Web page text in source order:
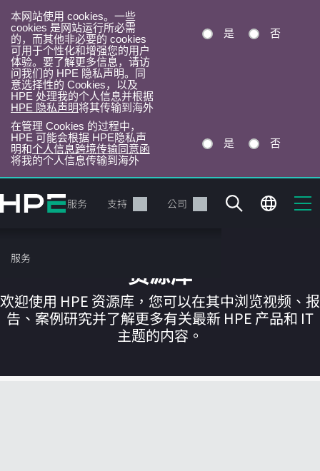
本网站使用 cookies。一些
cookies 是网站运行所必需
的，而其他非必要的 cookies
可用于个性化和增强您的用户
体验。要了解更多信息，请访
问我们的 HPE 隐私声明。同
意选择性的 Cookies，以及
HPE 处理我的个人信息并根据
HPE 隐私声明将其传输到海外
是 否
在管理 Cookies 的过程中，
HPE 可能会根据 HPE隐私声
明和个人信息跨境传输同意函
将我的个人信息传输到海外
是 否
转
到
目
录
产品 服务 支持 公司
服务
您的购物车目前是空的
资源库
欢迎使用 HPE 资源库，您可以在其中浏览视频、报
告、案例研究并了解更多有关最新 HPE 产品和 IT
主题的内容。